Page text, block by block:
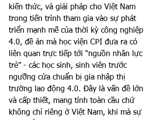
kiến thức, và giải pháp cho Việt Nam
trong tiến trình tham gia vào sự phát
triển mạnh mẽ của thời kỳ công nghiệp
4.0, đề án mà học viện CPI đưa ra có
liên quan trực tiếp tới “nguồn nhân lực
trẻ” - các học sinh, sinh viên trước
ngưỡng cửa chuẩn bị gia nhập thị
trường lao động 4.0. Đây là vấn đề lớn
và cấp thiết, mang tính toàn cầu chứ
không chỉ riêng ở Việt Nam, khi mà sự